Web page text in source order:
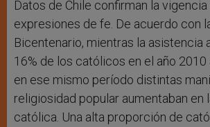
Datos de Chile confirman la
expresiones de fe. De acuerdo con
Bicentenario, mientras la asistencia
16% de los católicos en el año 2010
en ese mismo período distintas
religiosidad popular aumentaban en
católica. Una alta proporción de